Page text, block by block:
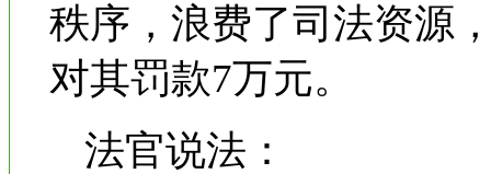
秩序，浪费了司法资源
对其罚款7万元。
法官说法：